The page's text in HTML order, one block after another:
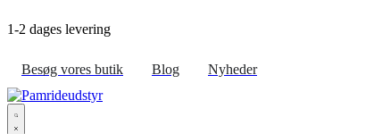
to
1-2 dages levering
Besøg vores butik Blog Nyheder